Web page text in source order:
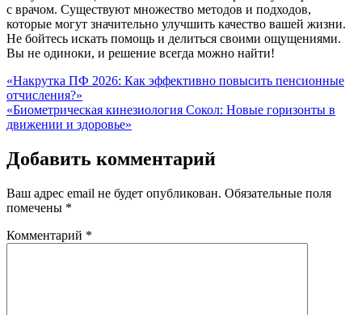
с врачом. Существуют множество методов и подходов,
которые могут значительно улучшить качество вашей жизни.
Не бойтесь искать помощь и делиться своими ощущениями.
Вы не одиноки, и решение всегда можно найти!
Навигация
по
записям
«Накрутка ПФ 2026: Как эффективно повысить пенсионные
отчисления?»
«Биометрическая кинезиология Сокол: Новые горизонты в
движении и здоровье»
Добавить комментарий
Ваш адрес email не будет опубликован. Обязательные поля
помечены *
Комментарий *